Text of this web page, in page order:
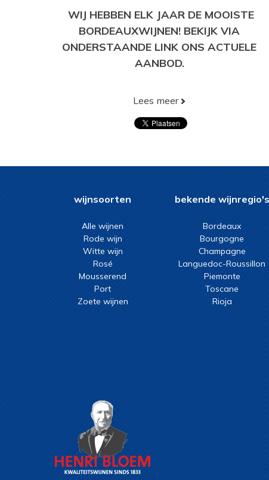
WIJ HEBBEN ELK JAAR DE MOOISTE
BORDEAUXWIJNEN! BEKIJK VIA
ONDERSTAANDE LINK ONS ACTUELE
AANBOD.
Lees meer
wijnsoorten
Alle wijnen
Rode wijn
Witte wijn
Rosé
Mousserend
Port
Zoete wijnen
bekende wijnregio's
Bordeaux
Bourgogne
Champagne
Languedoc-Roussillon
Piemonte
Toscane
Rioja